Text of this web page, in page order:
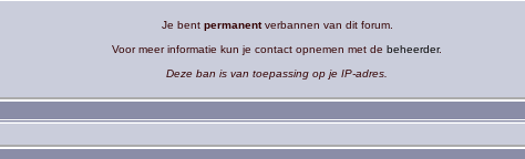
Je bent permanentverbannen van dit forum.
Voor meer informatie kun je contact opnemen met de beheerder.
Deze ban is van toepassing op je IP-adres.